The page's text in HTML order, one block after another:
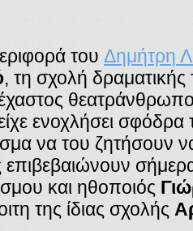
του Δημήτρη
, τη σχολή
ενοχλήσει
να του ζητήσουν
και ηθοποιός
της ίδιας σχολής